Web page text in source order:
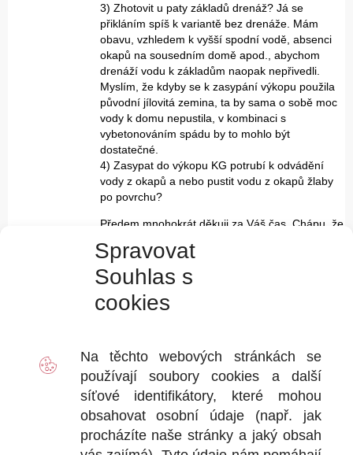
Spravovat
Souhlas s
cookies
Na těchto webových stránkách se
používají souborycookies a další
síťové identifikátory, které mohou
obsahovat osobní údaje (např. jak
procházíte naše stránky a jaký obsah
3) Zhotovit u paty základů drenáž? Já se
přikláním spíš k variantě bez drenáže. Mám
obavu, vzhledem k vyšší spodní vodě, absenci
okapů na sousedním domě apod., abychom
drenáží vodu k základům naopak nepřivedli.
Myslím, že kdyby se k zasypání výkopu použila
původní jílovitá zemina, ta by sama o sobě moc
vody k domu nepustila, v kombinaci s
vybetonováním spádu by to mohlo být
dostatečné.
4) Zasypat do výkopu KG potrubí k odvádění
vody z okapů a nebo pustit vodu z okapů žlaby
po povrchu?
Předem mnohokrát děkuji za Váš čas. Chápu, že
přesné znalosti konkrétních podmínek, ale i tak
při Vašich zkušenostech určitě poradíte.
S pozdravem
J.Vrba
1
Injektáž a svislá hydroizolace - pořadí provedení
technologický postup
Prostudoval jsem návod na použití a chci se